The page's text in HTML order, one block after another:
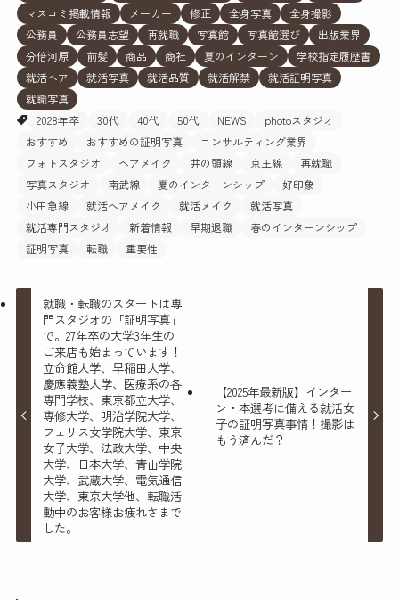
マスコミ掲載情報
メーカー 修正 全身写真
全身撮影
公務員
公務員志望 再就職 写真館 写真館選び
出版業界
分倍河原
前髪 商品 商社 夏のインターン
学校指定履歴書
就活ヘア
就活写真 就活品質 就活解禁
就活証明写真
就職写真
2028年卒
30代 40代 50代 NEWS
photoスタジオ
おすすめ
おすすめの証明写真
コンサルティング業界
フォトスタジオ
ヘアメイク 井の頭線 京王線
再就職
写真スタジオ
南武線 夏のインターンシップ
好印象
小田急線
就活ヘアメイク 就活メイク
就活写真
就活専門スタジオ
新着情報 早期退職
春のインターンシップ
証明写真
転職 重要性
就職・転職のスタートは専
門スタジオの「証明写真」
で。27年卒の大学3年生の
ご来店も始まっています！
立命館大学、早稲田大学、
慶應義塾大学、医療系の各
専門学校、東京都立大学、
専修大学、明治学院大学、
フェリス女学院大学、東京
女子大学、法政大学、中央
大学、日本大学、青山学院
大学、武蔵大学、電気通信
大学、東京大学他、転職活
動中のお客様お疲れさまで
した。
【2025年最新版】インター
ン・本選考に備える就活女
子の証明写真事情！撮影は
もう済んだ？